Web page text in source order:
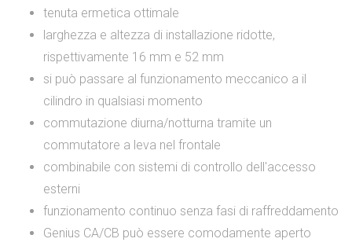
tenuta ermetica ottimale
larghezza e altezza di installazione ridotte,
rispettivamente 16 mm e 52 mm
si può passare al funzionamento meccanico a il
cilindro in qualsiasi momento
commutazione diurna/notturna tramite un
commutatore a leva nel frontale
combinabile con sistemi di controllo dell'accesso
esterni
funzionamento continuo senza fasi di raffreddamento
Genius CA/CB può essere comodamente aperto